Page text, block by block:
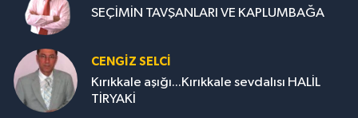
SEÇİMİN TAVŞANLARI VE KAPLUMBAĞA
CENGİZ SELCİ
Kırıkkale aşığı...Kırıkkale sevdalısı HALİL
TİRYAKİ